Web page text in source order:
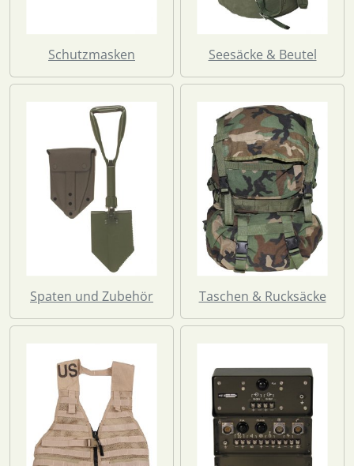
Schutzmasken Seesäcke & Beutel
Spaten und Zubehör Taschen & Rucksäcke